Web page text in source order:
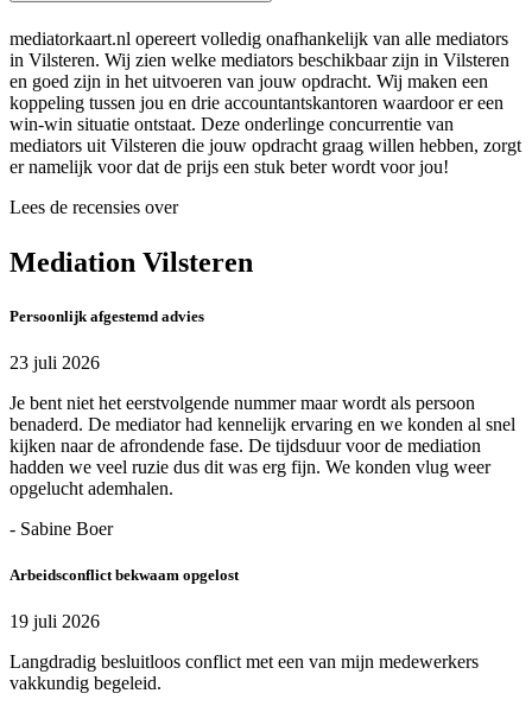
mediatorkaart.nl opereert volledig onafhankelijk van alle mediators
in Vilsteren. Wij zien welke mediators beschikbaar zijn in Vilsteren
en goed zijn in het uitvoeren van jouw opdracht. Wij maken een
koppeling tussen jou en drie accountantskantoren waardoor er een
win-win situatie ontstaat. Deze onderlinge concurrentie van
mediators uit Vilsteren die jouw opdracht graag willen hebben, zorgt
er namelijk voor dat de prijs een stuk beter wordt voor jou!
Lees de recensies over
Mediation Vilsteren
Persoonlijk afgestemd advies
23 juli 2026
Je bent niet het eerstvolgende nummer maar wordt als persoon
benaderd. De mediator had kennelijk ervaring en we konden al snel
kijken naar de afrondende fase. De tijdsduur voor de mediation
hadden we veel ruzie dus dit was erg fijn. We konden vlug weer
opgelucht ademhalen.
- Sabine Boer
Arbeidsconflict bekwaam opgelost
19 juli 2026
Langdradig besluitloos conflict met een van mijn medewerkers
vakkundig begeleid.